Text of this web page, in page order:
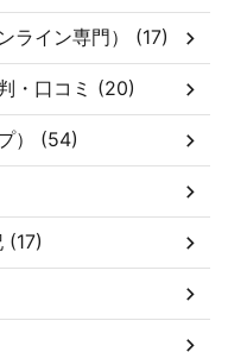
ライン専門） (17)
・口コミ (20)
） (54)
(17)